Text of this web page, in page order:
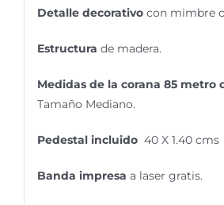
Detalle decorativocon mimbre
Estructura de madera.
Medidas de la corana 85 metro
Tamaño Mediano.
Pedestal incluido 40 X 1.40 cms
Banda impresa a laser gratis.